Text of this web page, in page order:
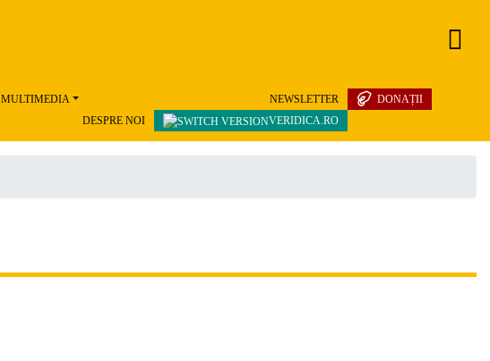
MULTIMEDIA DONAȚII
NEWSLETTER
VERIDICA.RO
DESPRE NOI